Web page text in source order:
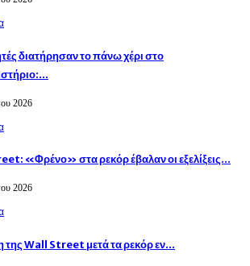
διατήρησαν το πάνω χέρι στο
2026
«Φρένο» στα ρεκόρ έβαλαν οι εξελίξεις…
2026
Wall Street μετά τα ρεκόρ εν…